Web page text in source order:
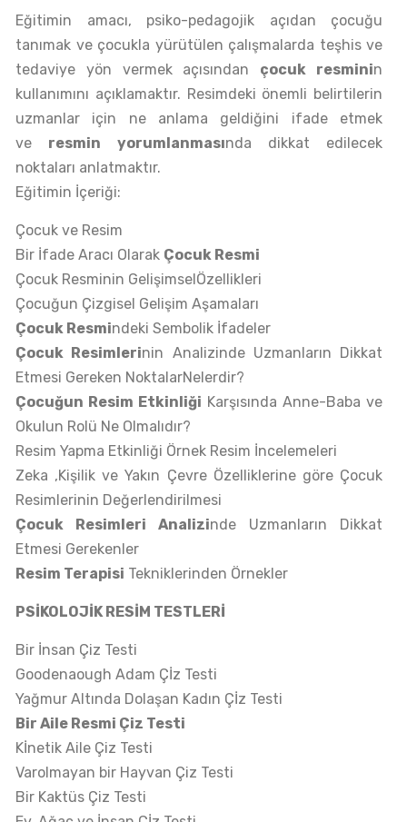
Eğitimin amacı, psiko-pedagojik açıdan çocuğu
tanımak ve çocukla yürütülen çalışmalarda teşhis ve
tedaviye yön vermek açısından çocuk resminin
kullanımını açıklamaktır. Resimdeki önemli belirtilerin
uzmanlar için ne anlama geldiğini ifade etmek
ve resmin yorumlanmasında dikkat edilecek
noktaları anlatmaktır.
Eğitimin İçeriği:
Çocuk ve Resim
Bir İfade Aracı Olarak Çocuk Resmi
Çocuk Resminin GelişimselÖzellikleri
Çocuğun Çizgisel Gelişim Aşamaları
Çocuk Resmindeki Sembolik İfadeler
Çocuk Resimlerinin Analizinde Uzmanların Dikkat
Etmesi Gereken NoktalarNelerdir?
Çocuğun Resim Etkinliği Karşısında Anne-Baba ve
Okulun Rolü Ne Olmalıdır?
Resim Yapma Etkinliği Örnek Resim İncelemeleri
Zeka ,Kişilik ve Yakın Çevre Özelliklerine göre Çocuk
Resimlerinin Değerlendirilmesi
Çocuk Resimleri Analizinde Uzmanların Dikkat
Etmesi Gerekenler
Resim Terapisi Tekniklerinden Örnekler
PSİKOLOJİK RESİM TESTLERİ
Bir İnsan Çiz Testi
Goodenaough Adam Çİz Testi
Yağmur Altında Dolaşan Kadın Çİz Testi
Bir Aile Resmi Çiz Testi
Kİnetik Aile Çiz Testi
Varolmayan bir Hayvan Çiz Testi
Bir Kaktüs Çiz Testi